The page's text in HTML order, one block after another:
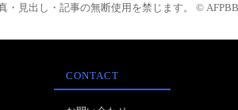
・見出し・記事の無断使用を禁じます。 © AFPBB
CONTACT